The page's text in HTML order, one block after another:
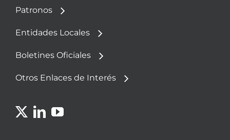
Patronos
Entidades Locales
Boletines Oficiales
Otros Enlaces de Interés